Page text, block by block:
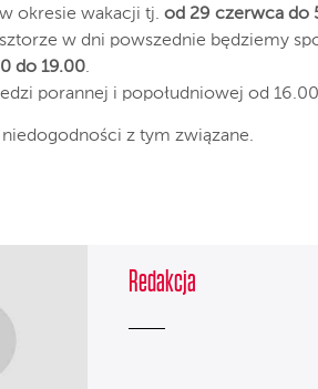
okresie wakacji tj. od 29 czerwca do
w dni powszednie będziemy
do 19.00.
porannej i popołudniowej od
niedogodności z tym związane.
Redakcja